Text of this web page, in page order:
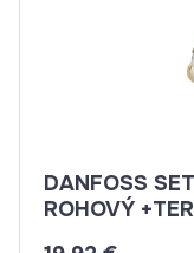
DANFOSS
ROHOVÝ